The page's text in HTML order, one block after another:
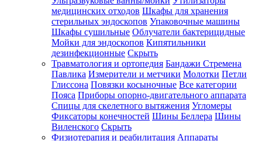
медицинских отходов Шкафы для хранения
стерильных эндоскопов Упаковочные машины
Шкафы сушильные Облучатели бактерицидные
Мойки для эндоскопов Кипятильники
дезинфекционные Скрыть
Травматология и ортопедия Бандажи Стремена
Павлика Измерители и метчики Молотки Петли
Глиссона Повязки косыночные Все категории
Пояса Приборы опорно-двигательного аппарата
Спицы для скелетного вытяжения Угломеры
Фиксаторы конечностей Шины Беллера Шины
Виленского Скрыть
Физиотерапия и реабилитация Аппараты